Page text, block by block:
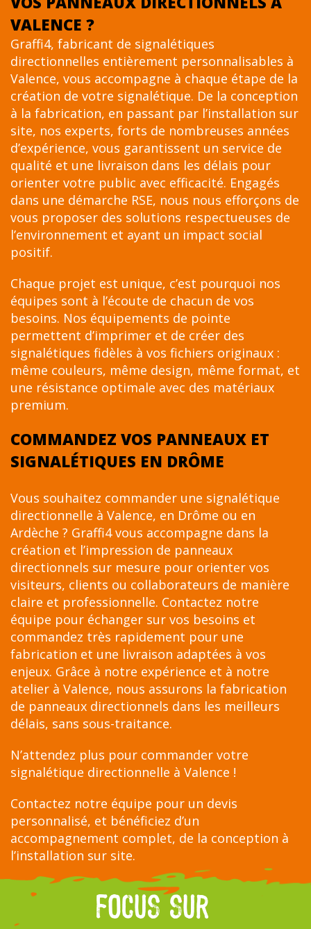
VALENCE ?
Graffi4, fabricant de signalétiques
directionnelles entièrement personnalisables à
Valence, vous accompagne à chaque étape de la
création de votre signalétique. De la conception
à la fabrication, en passant par l’installation sur
site, nos experts, forts de nombreuses années
d’expérience, vous garantissent un service de
qualité et une livraison dans les délais pour
orienter votre public avec efficacité. Engagés
dans une démarche RSE, nous nous efforçons de
vous proposer des solutions respectueuses de
l’environnement et ayant un impact social
positif.
Chaque projet est unique, c’est pourquoi nos
équipes sont à l’écoute de chacun de vos
besoins. Nos équipements de pointe
permettent d’imprimer et de créer des
signalétiques fidèles à vos fichiers originaux :
même couleurs, même design, même format, et
une résistance optimale avec des matériaux
premium.
COMMANDEZ VOS PANNEAUX ET
SIGNALÉTIQUES EN DRÔME
Vous souhaitez commander une signalétique
directionnelle à Valence, en Drôme ou en
Ardèche ? Graffi4 vous accompagne dans la
création et l’impression de panneaux
directionnels sur mesure pour orienter vos
visiteurs, clients ou collaborateurs de manière
claire et professionnelle. Contactez notre
équipe pour échanger sur vos besoins et
commandez très rapidement pour une
fabrication et une livraison adaptées à vos
enjeux. Grâce à notre expérience et à notre
atelier à Valence, nous assurons la fabrication
de panneaux directionnels dans les meilleurs
délais, sans sous-traitance.
N’attendez plus pour commander votre
signalétique directionnelle à Valence !
Contactez notre équipe pour un devis
personnalisé, et bénéficiez d’un
accompagnement complet, de la conception à
l’installation sur site.
FOCUS SUR